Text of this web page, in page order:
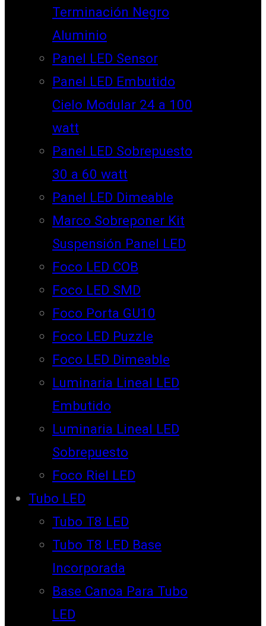
Terminación Negro
Aluminio
Panel LED Sensor
Panel LED Embutido
Cielo Modular 24 a 100
watt
Panel LED Sobrepuesto
30 a 60 watt
Panel LED Dimeable
Marco Sobreponer Kit
Suspensión Panel LED
Foco LED COB
Foco LED SMD
Foco Porta GU10
Foco LED Puzzle
Foco LED Dimeable
Luminaria Lineal LED
Embutido
Luminaria Lineal LED
Sobrepuesto
Foco Riel LED
Tubo LED
Tubo T8 LED
Tubo T8 LED Base
Incorporada
Base Canoa Para Tubo
LED